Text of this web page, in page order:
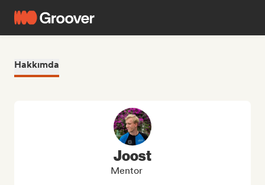
Hakkımda
Joost
Mentor